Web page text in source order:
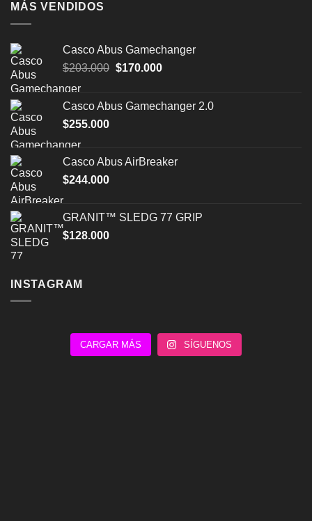
MÁS VENDIDOS
Casco Abus Gamechanger
$203.000 El
era:
$170.000El
es:
Casco Abus Gamechanger 2.0
$255.000
Casco Abus AirBreaker
$244.000
GRANIT™ SLEDG 77 GRIP
$128.000
INSTAGRAM
CARGAR MÁS SÍGUENOS